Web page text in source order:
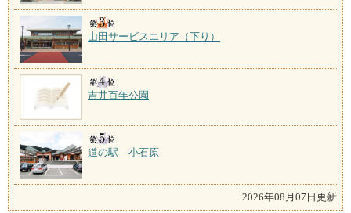
山田サービスエリア（下り）
吉井百年公園
道の駅 小石原
2026年08月07日更新